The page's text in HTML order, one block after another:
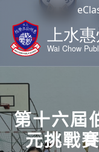
第十六屆
元挑戰